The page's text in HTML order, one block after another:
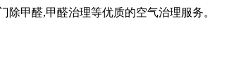
甲醛,甲醛治理等优质的空气治理服务。